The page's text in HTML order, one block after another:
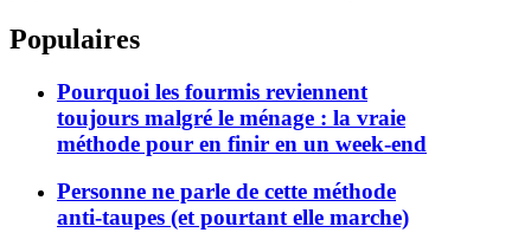
Populaires
Pourquoi les fourmis reviennent
toujours malgré le ménage : la vraie
méthode pour en finir en un week-end
Personne ne parle de cette méthode
anti-taupes (et pourtant elle marche)